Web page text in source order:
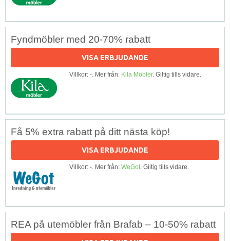
Fyndmöbler med 20-70% rabatt
VISA ERBJUDANDE
Villkor: -. Mer från: Kila Möbler. Giltig tills vidare.
Få 5% extra rabatt på ditt nästa köp!
VISA ERBJUDANDE
Villkor: -. Mer från: WeGot. Giltig tills vidare.
REA på utemöbler från Brafab – 10-50% rabatt